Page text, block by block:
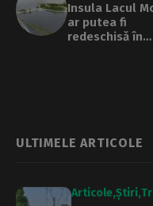
Insula Lacul
ar putea fi
redeschisă în
ULTIMELE ARTICOLE
Articole Știri